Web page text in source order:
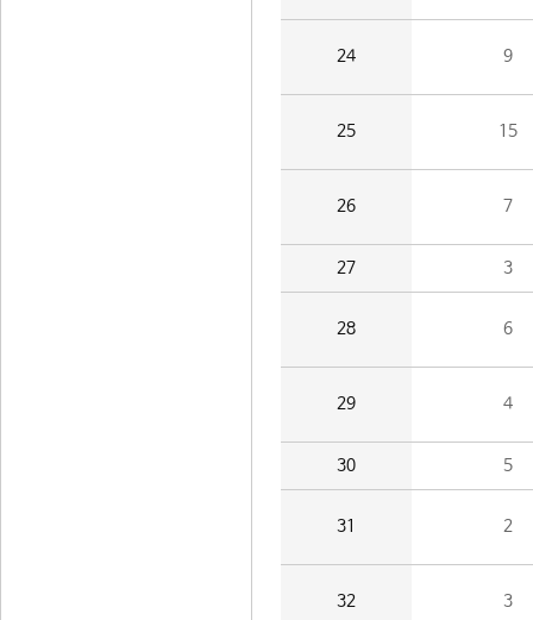
24 9
25 15
26 7
27 3
28 6
29 4
30 5
31 2
32 3